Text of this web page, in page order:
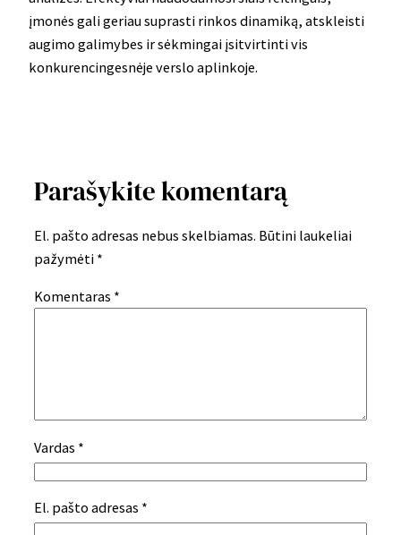
įmonės gali geriau suprasti rinkos dinamiką, atskleisti
augimo galimybes ir sėkmingai įsitvirtinti vis
konkurencingesnėje verslo aplinkoje.
Parašykite komentarą
El. pašto adresas nebus skelbiamas. Būtini laukeliai
pažymėti *
Komentaras *
Vardas *
El. pašto adresas *